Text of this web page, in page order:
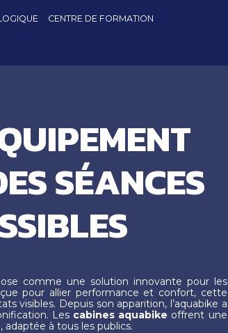
CENTRE DE FORMATION
SÉANCES
comme une solution innovante pour les
pour allier performance et confort, cette
visibles. Depuis son apparition, l’aquabike a
Les cabines aquabike offrent une
à tous les publics.